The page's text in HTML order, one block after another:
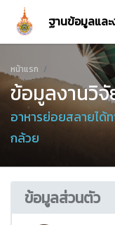
ฐานข้อมูลและ
หน้าแรก
ข้อมูลงานวิ
อาหารย่อยสลายได้
กล้วย
ข้อมูลส่วนตัว